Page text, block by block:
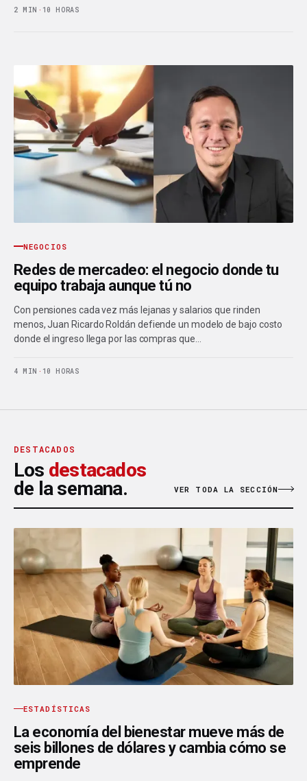
2 MIN · 10 HORAS
NEGOCIOS
Redes de mercadeo: el negocio donde tu
equipo trabaja aunque tú no
Con pensiones cada vez más lejanas y salarios que rinden
menos, Juan Ricardo Roldán defiende un modelo de bajo costo
donde el ingreso llega por las compras que…
4 MIN · 10 HORAS
DESTACADOS
Los destacados
de la semana.
VER TODA LA SECCIÓN
ESTADÍSTICAS
La economía del bienestar mueve más de
seis billones de dólares y cambia cómo se
emprende